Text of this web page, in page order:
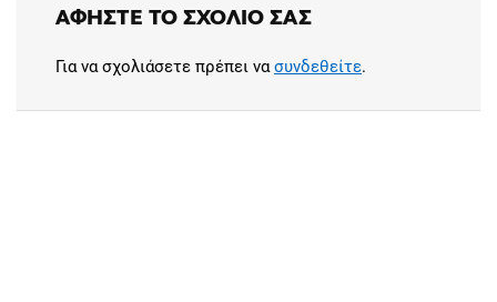
ΑΦΉΣΤΕ ΤΟ ΣΧΌΛΙΟ ΣΑΣ
Για να σχολιάσετε πρέπει νασυνδεθείτε.